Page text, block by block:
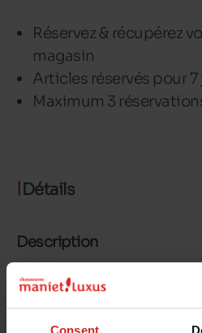
Consent
Réservez & récupérez
magasin
Articles réservés pour
Maximum 3
Détails
Description
PACK DE 2 PAIRES
Matériaux